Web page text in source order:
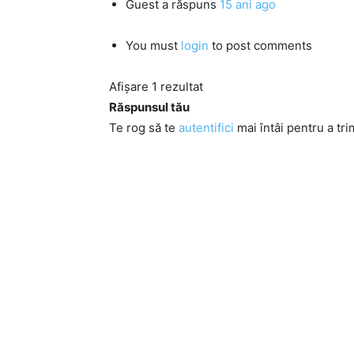
Guest a răspuns 15 ani ago
You must login to post comments
Afișare 1 rezultat
Răspunsul tău
Te rog să te autentifici mai întâi pentru a